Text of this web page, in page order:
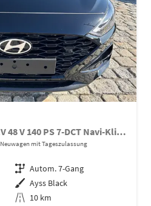
GO! Plus 1,5 T-GDI MHEV 48 V 140 PS 7-DCT Navi-Klimaautomatik-AppleCarPlay-AndroidAuto-17" Alu-SunSet-Sofort
Neuwagen mit Tageszulassung
Getriebe Autom. 7-Gang
Außenfarbe Ayss Black
Kilometerstand 10 km